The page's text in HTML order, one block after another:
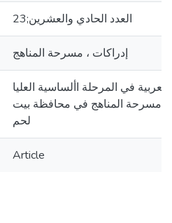
العدد الحادي والعشرين;23
إدراكات ، مسرحة المناهج
في المرحلة األساسية العليا
مسرحة المناهج في محافظة بيت
لحم
Article